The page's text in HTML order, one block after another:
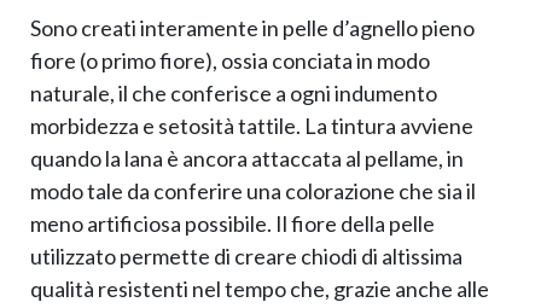
Sono creati interamente in pelle d’agnello pieno
fiore (o primo fiore), ossia conciata in modo
naturale, il che conferisce a ogni indumento
morbidezza e setosità tattile. La tintura avviene
quando la lana è ancora attaccata al pellame, in
modo tale da conferire una colorazione che sia il
meno artificiosa possibile. Il fiore della pelle
utilizzato permette di creare chiodi di altissima
qualità resistenti nel tempo che, grazie anche alle